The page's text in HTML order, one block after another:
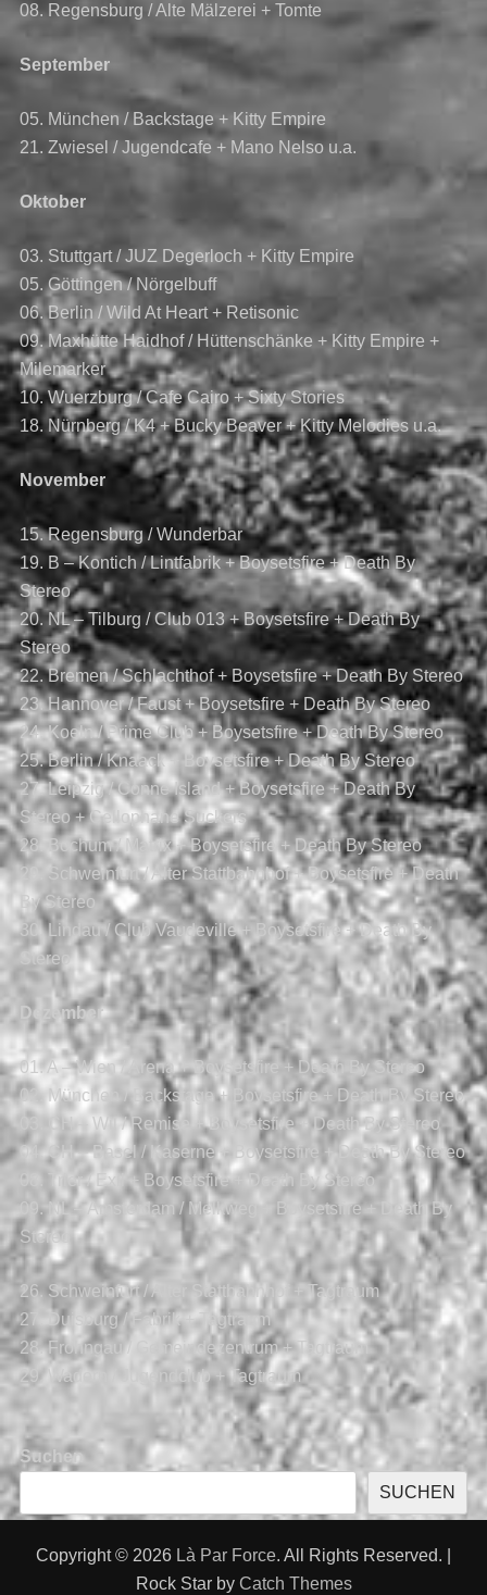
08. Regensburg / Alte Mälzerei + Tomte
September
05. München / Backstage + Kitty Empire
21. Zwiesel / Jugendcafe + Mano Nelso u.a.
Oktober
03. Stuttgart / JUZ Degerloch + Kitty Empire
05. Göttingen / Nörgelbuff
06. Berlin / Wild At Heart + Retisonic
09. Maxhütte Haidhof / Hüttenschänke + Kitty Empire +
Milemarker
10. Wuerzburg / Cafe Cairo + Sixty Stories
18. Nürnberg / K4 + Bucky Beaver + Kitty Melodies u.a.
November
15. Regensburg / Wunderbar
19. B – Kontich / Lintfabrik + Boysetsfire + Death By
Stereo
20. NL – Tilburg / Club 013 + Boysetsfire + Death By
Stereo
22. Bremen / Schlachthof + Boysetsfire + Death By Stereo
23. Hannover / Faust + Boysetsfire + Death By Stereo
24. Koeln / Prime Club + Boysetsfire + Death By Stereo
25. Berlin / Knaack + Boysetsfire + Death By Stereo
27. Leipzig / Conne Island + Boysetsfire + Death By
Stereo + Cellophane Suckers
28. Bochum / Matrix + Boysetsfire + Death By Stereo
29. Schweinfurt / Alter Stattbahnhof + Boysetsfire + Death
By Stereo
30. Lindau / Club Vaudeville + Boysetsfire + Death By
Stereo
Dezember
01. A – Wien / Arena + Boysetsfire + Death By Stereo
02. München / Backstage + Boysetsfire + Death By Stereo
03. CH – Wil / Remise + Boysetsfire + Death By Stereo
04. CH – Basel / Kaserne + Boysetsfire + Death By Stereo
08. Trier / Exil + Boysetsfire + Death By Stereo
09. NL – Amsterdam / Melkweg + Boysetsfire + Death By
Stereo
26. Schweinfurt / Alter Stattbahnhof + Tagtraum
27. Duisburg / Fabrik + Tagtraum
28. Frohngau / Gemeindezentrum + Tagtraum
29. Wadern / Jugendclub + Tagtraum
Suchen
SUCHEN
Copyright © 2026 Là Par Force. All Rights Reserved. |
Rock Star by Catch Themes